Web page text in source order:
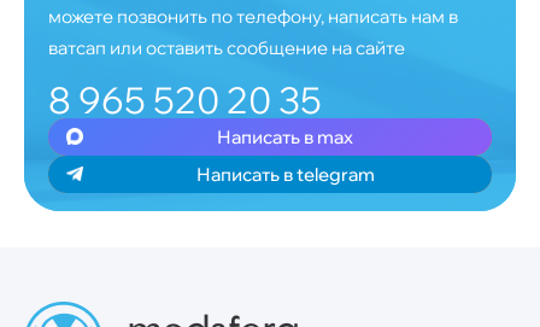
можете позвонить по телефону, написать нам в
ватсап или оставить сообщение на сайте
8 965 520 20 35
Написать в max
Написать в telegram